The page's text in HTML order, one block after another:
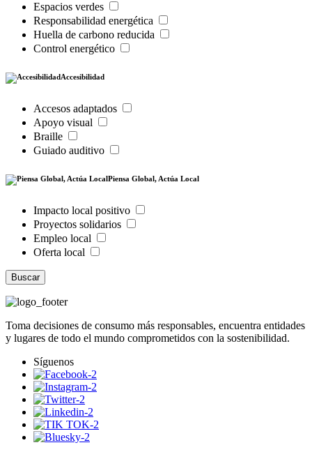
Espacios verdes
Responsabilidad energética
Huella de carbono reducida
Control energético
Accesibilidad
Accesos adaptados
Apoyo visual
Braille
Guiado auditivo
Piensa Global, Actúa Local
Impacto local positivo
Proyectos solidarios
Empleo local
Oferta local
Buscar
Toma decisiones de consumo más responsables, encuentra entidades
y lugares de todo el mundo comprometidos con la sostenibilidad.
Síguenos